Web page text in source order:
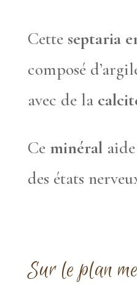
Cette septaria
composé
avec de la
Ce minéralaide
des états
Sur le plan